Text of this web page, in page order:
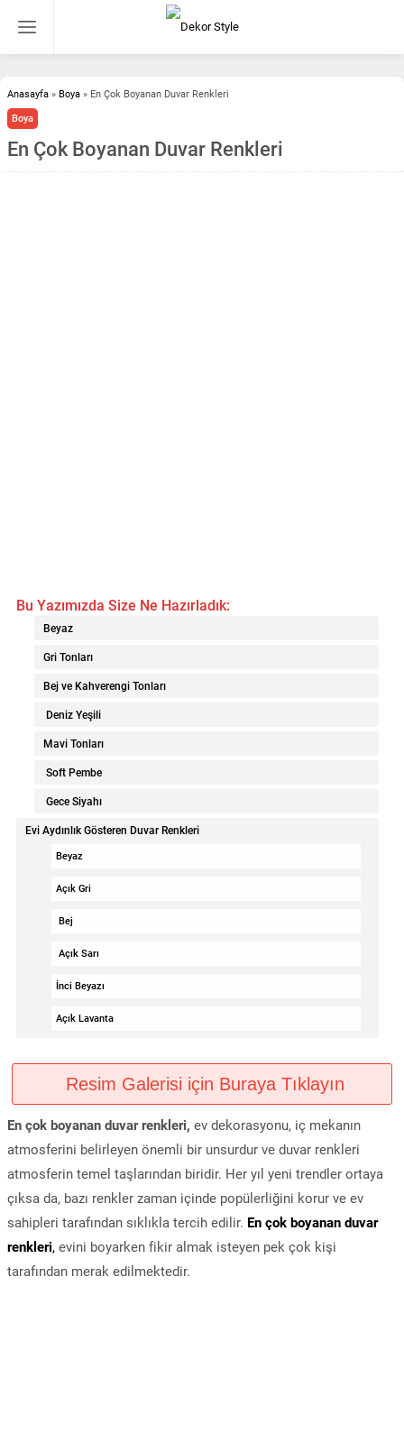
Anasayfa » Boya » En Çok Boyanan Duvar Renkleri
Boya
En Çok Boyanan Duvar Renkleri
Bu Yazımızda Size Ne Hazırladık:
Beyaz
Gri Tonları
Bej ve Kahverengi Tonları
Deniz Yeşili
Mavi Tonları
Soft Pembe
Gece Siyahı
Evi Aydınlık Gösteren Duvar Renkleri
Beyaz
Açık Gri
Bej
Açık Sarı
İnci Beyazı
Açık Lavanta
Resim Galerisi için Buraya Tıklayın
En çok boyanan duvar renkleri, ev dekorasyonu, iç mekanın
atmosferini belirleyen önemli bir unsurdur ve duvar renkleri
atmosferin temel taşlarından biridir. Her yıl yeni trendler ortaya
çıksa da, bazı renkler zaman içinde popülerliğini korur ve ev
sahipleri tarafından sıklıkla tercih edilir. En çok boyanan duvar
renkleri, evini boyarken fikir almak isteyen pek çok kişi
tarafından merak edilmektedir.